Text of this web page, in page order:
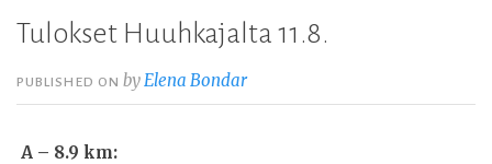
Tulokset Huuhkajalta 11.8.
PUBLISHED ONbyElena Bondar
A – 8.9 km: